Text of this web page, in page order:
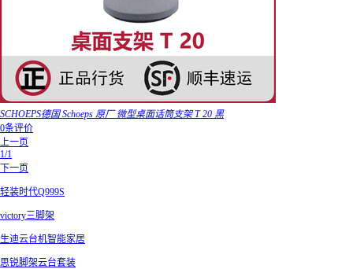
SCHOEPS德国 Schoeps 原厂 微型桌面话筒支架 T 20 黑
0条评价
上一页
1/1
下一页
轻装时代Q999S
victory三脚架
生迪云台机智能家居
思锐脚架云台套装